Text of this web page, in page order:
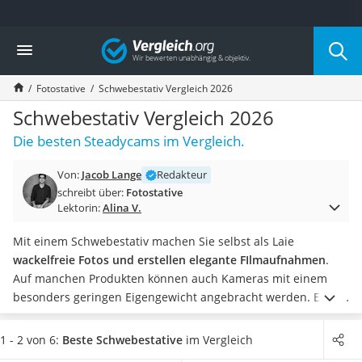
Die beliebtesten Vergleiche nach Kategorie
Elektronik
Powerstation
Monitor 32 Zoll 4K
Fernseher
Drucker
Desktop-PC
Diascanner
Laser-Multifunktionsdrucker
Powerstation mit Solarpanel
Gaming-PC
Soundbar
17-Zoll-Laptop
Satellitenschüssel
Gaming-Headset
Vergleich
Fotostative Schwebestativ Vergleich 2026
Schwebestativ Vergleich 2026
Die besten Steadycams im Vergleich.
Von: Jacob Lange
Redakteur
schreibt über: Fotostative
Lektorin:Alina V.
Mit einem Schwebestativ machen Sie selbst als Laie
wackelfreie Fotos und erstellen elegante FIlmaufnahmen.
Auf manchen Produkten können auch Kameras mit einem
besonders geringen Eigengewicht angebracht werden. Einige
Modelle sind zudemals reguläres Stativ nutzbar. Besonders
praktisch: Lässt sich das Stativ durch zusätzliche Gewichte
1 - 2 von 6: Beste Schwebestative im Vergleich